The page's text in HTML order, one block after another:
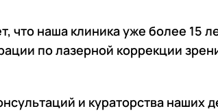
(Ночные линзы)
инъекции
что наша клиника уже более 15
по лазерной коррекции
и кураторства